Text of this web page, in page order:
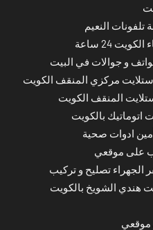
النعيم
24 ساعة
و جوالات في البيت
مركزي المنقف الكويت
المنقف الكويت
بالكويت
ادوات صحية
على موقعي
الجهراء تصليح و تركيب
هندي الشويخ بالكويت
موقعي